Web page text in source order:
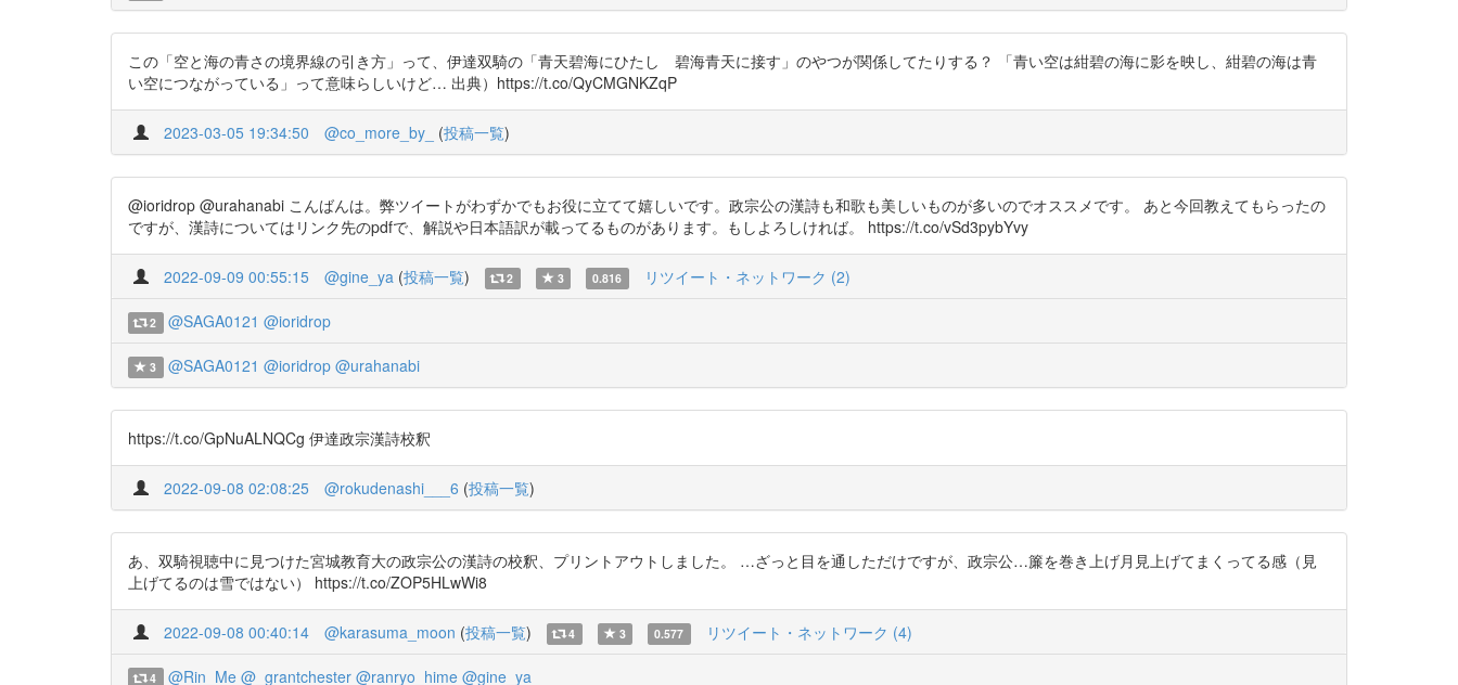
この「空と海の青さの境界線の引き方」って、伊達双騎の「青天碧海にひたし 碧海青天に接す」のやつが関係してたりする？ 「青い空は紺碧の海に影を映し、紺碧の海は青
い空につながっている」って意味らしいけど… 出典）https://t.co/QyCMGNKZqP
2023-03-05 19:34:50 @co_more_by_ (投稿一覧)
@ioridrop @urahanabi こんばんは。弊ツイートがわずかでもお役に立てて嬉しいです。政宗公の漢詩も和歌も美しいものが多いのでオススメです。 あと今回教えてもらったの
ですが、漢詩についてはリンク先のpdfで、解説や日本語訳が載ってるものがあります。もしよろしければ。 https://t.co/vSd3pybYvy
2022-09-09 00:55:15 @gine_ya (投稿一覧) 2 3 0.816 リツイート・ネットワーク (2)
2 @SAGA0121 @ioridrop
3 @SAGA0121 @ioridrop @urahanabi
https://t.co/GpNuALNQCg 伊達政宗漢詩校釈
2022-09-08 02:08:25 @rokudenashi___6 (投稿一覧)
あ、双騎視聴中に見つけた宮城教育大の政宗公の漢詩の校釈、プリントアウトしました。 …ざっと目を通しただけですが、政宗公…簾を巻き上げ月見上げてまくってる感（見
上げてるのは雪ではない） https://t.co/ZOP5HLwWi8
2022-09-08 00:40:14 @karasuma_moon (投稿一覧) 4 3 0.577 リツイート・ネットワーク (4)
4 @Rin_Me @_grantchester @ranryo_hime @gine_ya